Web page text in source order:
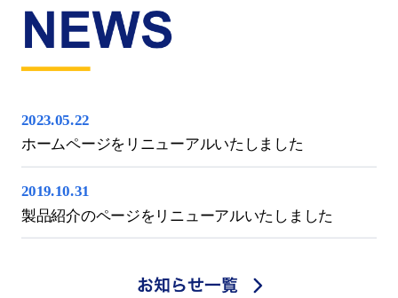
2023.05.22
ホームページをリニューアルいたしました
2019.10.31
製品紹介のページをリニューアルいたしました